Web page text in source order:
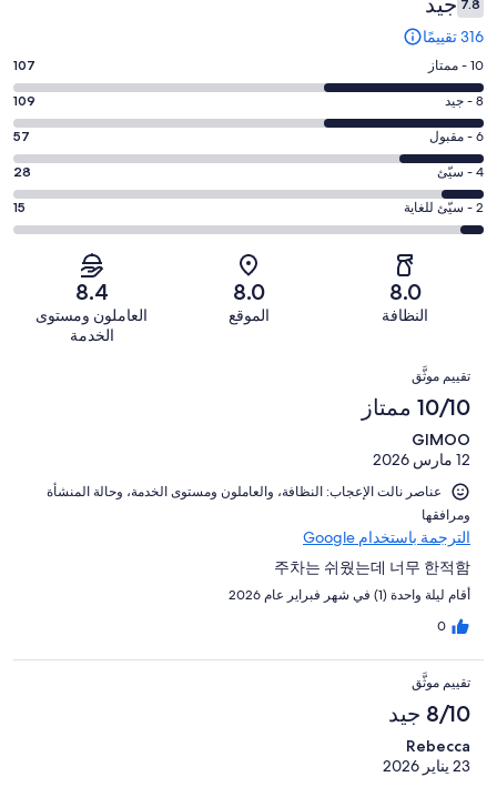
7.8
316 تقييمًا
درجة
التصنيف
10
-
ممتاز.
107
من
أصل
10 - ممتاز 107
درجة
التصنيف
8
-
جيد.
109
من
8 - جيد 109
درجة
التصنيف
6
-
مقبول.
تقييمات
النزلاء
6 - مقبول 57
درجة
التصنيف
4
من
تقييمات
النزلاء
4 - سيّئ 28
درجة
التصنيف
من
أصل
316
من
تقييمات
النزلاء
2 - سيّئ للغاية 15
8.0
النظافة
8.0
الموقع
8.4
العاملون ومستوى
الخدمة
التقييمات
تقييم موثَّق
10/10 ممتاز
GIMOO
12 مارس 2026
عناصر نالت الإعجاب: ⁦النظافة⁩، و⁦العاملون ومستوى الخدمة⁩، و⁦حالة المنشأة
ومرافقها⁩
الترجمة باستخدام Google
주차는 쉬웠는데 너무 한적함
أقام ليلة واحدة (1) في شهر فبراير عام 2026
0
تقييم موثَّق
8/10 جيد
Rebecca
23 يناير 2026